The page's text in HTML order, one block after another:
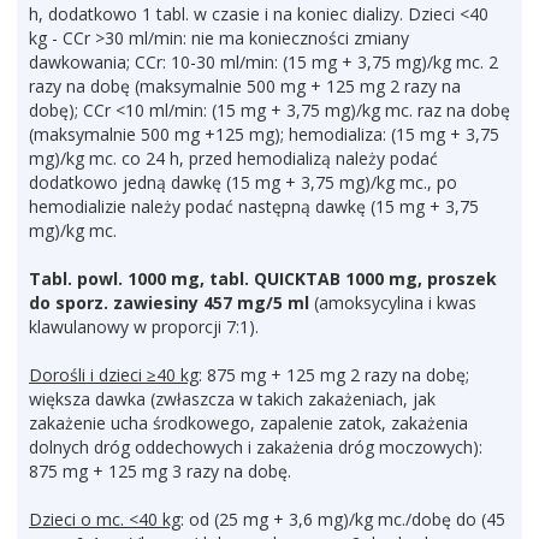
h, dodatkowo 1 tabl. w czasie i na koniec dializy. Dzieci <40
kg - CCr >30 ml/min: nie ma konieczności zmiany
dawkowania; CCr: 10-30 ml/min: (15 mg + 3,75 mg)/kg mc. 2
razy na dobę (maksymalnie 500 mg + 125 mg 2 razy na
dobę); CCr <10 ml/min: (15 mg + 3,75 mg)/kg mc. raz na dobę
(maksymalnie 500 mg +125 mg); hemodializa: (15 mg + 3,75
mg)/kg mc. co 24 h, przed hemodializą należy podać
dodatkowo jedną dawkę (15 mg + 3,75 mg)/kg mc., po
hemodializie należy podać następną dawkę (15 mg + 3,75
mg)/kg mc.
Tabl. powl. 1000 mg, tabl. QUICKTAB 1000 mg, proszek
do sporz. zawiesiny 457 mg/5 ml (amoksycylina i kwas
klawulanowy w proporcji 7:1).
Dorośli i dzieci ≥40 kg: 875 mg + 125 mg 2 razy na dobę;
większa dawka (zwłaszcza w takich zakażeniach, jak
zakażenie ucha środkowego, zapalenie zatok, zakażenia
dolnych dróg oddechowych i zakażenia dróg moczowych):
875 mg + 125 mg 3 razy na dobę.
Dzieci o mc. <40 kg: od (25 mg + 3,6 mg)/kg mc./dobę do (45